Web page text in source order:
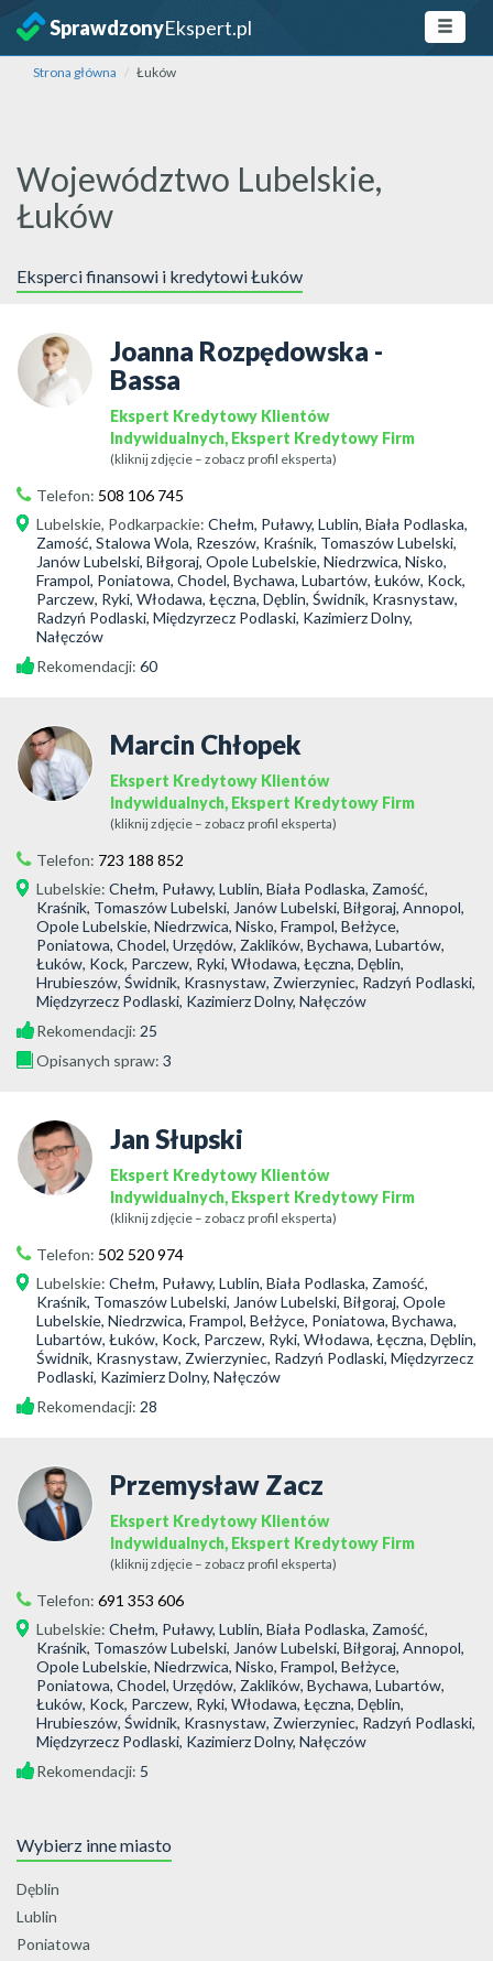
SprawdzonyEkspert.pl
Strona główna Łuków
Województwo Lubelskie,
Łuków
Eksperci finansowi i kredytowi Łuków
Joanna Rozpędowska -
Bassa
Ekspert Kredytowy Klientów
Indywidualnych, Ekspert Kredytowy Firm
(kliknij zdjęcie – zobacz profil eksperta)
Telefon: 508 106 745
Lubelskie, Podkarpackie: Chełm, Puławy, Lublin, Biała Podlaska,
Zamość, Stalowa Wola, Rzeszów, Kraśnik, Tomaszów Lubelski,
Janów Lubelski, Biłgoraj, Opole Lubelskie, Niedrzwica, Nisko,
Frampol, Poniatowa, Chodel, Bychawa, Lubartów, Łuków, Kock,
Parczew, Ryki, Włodawa, Łęczna, Dęblin, Świdnik, Krasnystaw,
Radzyń Podlaski, Międzyrzecz Podlaski, Kazimierz Dolny,
Nałęczów
Rekomendacji: 60
Marcin Chłopek
Ekspert Kredytowy Klientów
Indywidualnych, Ekspert Kredytowy Firm
(kliknij zdjęcie – zobacz profil eksperta)
Telefon: 723 188 852
Lubelskie: Chełm, Puławy, Lublin, Biała Podlaska, Zamość,
Kraśnik, Tomaszów Lubelski, Janów Lubelski, Biłgoraj, Annopol,
Opole Lubelskie, Niedrzwica, Nisko, Frampol, Bełżyce,
Poniatowa, Chodel, Urzędów, Zaklików, Bychawa, Lubartów,
Łuków, Kock, Parczew, Ryki, Włodawa, Łęczna, Dęblin,
Hrubieszów, Świdnik, Krasnystaw, Zwierzyniec, Radzyń Podlaski,
Międzyrzecz Podlaski, Kazimierz Dolny, Nałęczów
Rekomendacji: 25
Opisanych spraw: 3
Jan Słupski
Ekspert Kredytowy Klientów
Indywidualnych, Ekspert Kredytowy Firm
(kliknij zdjęcie – zobacz profil eksperta)
Telefon: 502 520 974
Lubelskie: Chełm, Puławy, Lublin, Biała Podlaska, Zamość,
Kraśnik, Tomaszów Lubelski, Janów Lubelski, Biłgoraj, Opole
Lubelskie, Niedrzwica, Frampol, Bełżyce, Poniatowa, Bychawa,
Lubartów, Łuków, Kock, Parczew, Ryki, Włodawa, Łęczna, Dęblin,
Świdnik, Krasnystaw, Zwierzyniec, Radzyń Podlaski, Międzyrzecz
Podlaski, Kazimierz Dolny, Nałęczów
Rekomendacji: 28
Przemysław Zacz
Ekspert Kredytowy Klientów
Indywidualnych, Ekspert Kredytowy Firm
(kliknij zdjęcie – zobacz profil eksperta)
Telefon: 691 353 606
Lubelskie: Chełm, Puławy, Lublin, Biała Podlaska, Zamość,
Kraśnik, Tomaszów Lubelski, Janów Lubelski, Biłgoraj, Annopol,
Opole Lubelskie, Niedrzwica, Nisko, Frampol, Bełżyce,
Poniatowa, Chodel, Urzędów, Zaklików, Bychawa, Lubartów,
Łuków, Kock, Parczew, Ryki, Włodawa, Łęczna, Dęblin,
Hrubieszów, Świdnik, Krasnystaw, Zwierzyniec, Radzyń Podlaski,
Międzyrzecz Podlaski, Kazimierz Dolny, Nałęczów
Rekomendacji: 5
Wybierz inne miasto
Dęblin
Lublin
Poniatowa